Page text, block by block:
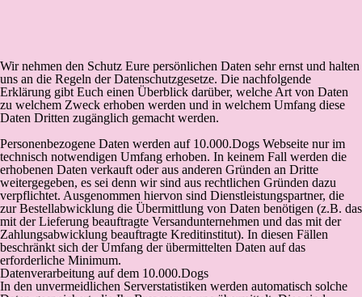
Wir nehmen den Schutz Eure persönlichen Daten sehr ernst und halten
uns an die Regeln der Datenschutzgesetze. Die nachfolgende
Erklärung gibt Euch einen Überblick darüber, welche Art von Daten
zu welchem Zweck erhoben werden und in welchem Umfang diese
Daten Dritten zugänglich gemacht werden.
Personenbezogene Daten werden auf 10.000.Dogs Webseite nur im
technisch notwendigen Umfang erhoben. In keinem Fall werden die
erhobenen Daten verkauft oder aus anderen Gründen an Dritte
weitergegeben, es sei denn wir sind aus rechtlichen Gründen dazu
verpflichtet. Ausgenommen hiervon sind Dienstleistungspartner, die
zur Bestellabwicklung die Übermittlung von Daten benötigen (z.B. das
mit der Lieferung beauftragte Versandunternehmen und das mit der
Zahlungsabwicklung beauftragte Kreditinstitut). In diesen Fällen
beschränkt sich der Umfang der übermittelten Daten auf das
erforderliche Minimum.
Datenverarbeitung auf dem 10.000.Dogs
In den unvermeidlichen Serverstatistiken werden automatisch solche